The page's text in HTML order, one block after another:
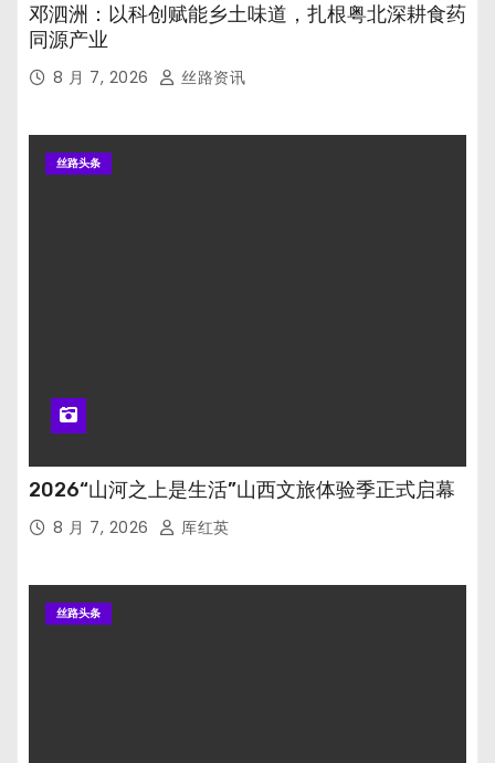
邓泗洲：以科创赋能乡土味道，扎根粤北深耕食药
同源产业
8 月 7, 2026 丝路资讯
丝路头条
2026“山河之上是生活”山西文旅体验季正式启幕
8 月 7, 2026 厍红英
丝路头条